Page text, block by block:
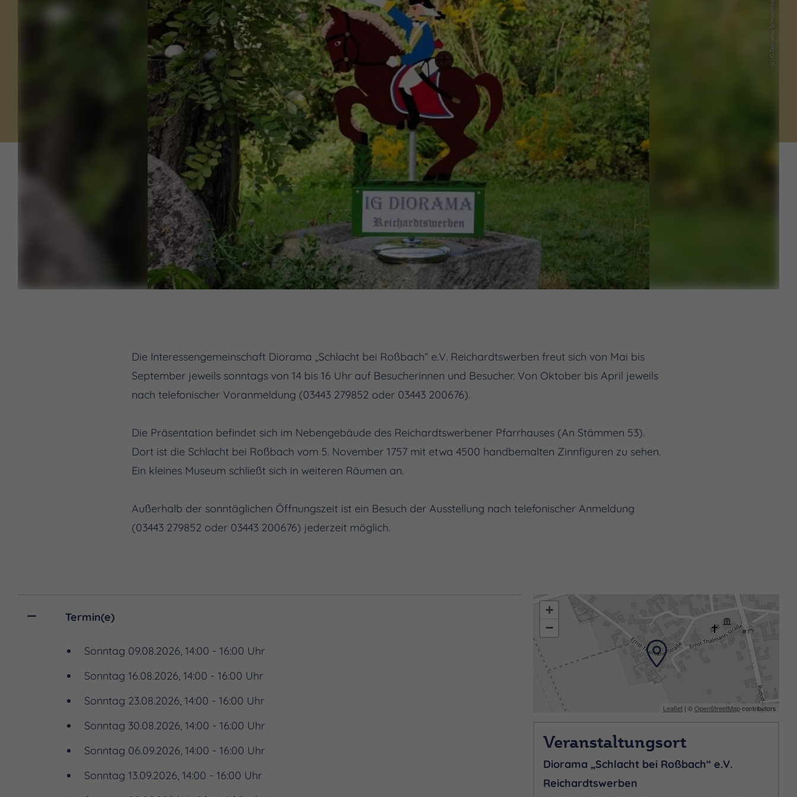
Die Interessengemeinschaft Diorama „Schlacht bei Roßbach“ e.V. Reichardtswerben freut sich von Mai bis
September jeweils sonntags von 14 bis 16 Uhr auf Besucherinnen und Besucher. Von Oktober bis April jeweils
nach telefonischer Voranmeldung (03443 279852 oder 03443 200676).
Die Präsentation befindet sich im Nebengebäude des Reichardtswerbener Pfarrhauses (An Stämmen 53).
Dort ist die Schlacht bei Roßbach vom 5. November 1757 mit etwa 4500 handbemalten Zinnfiguren zu sehen.
Ein kleines Museum schließt sich in weiteren Räumen an.
Außerhalb der sonntäglichen Öffnungszeit ist ein Besuch der Ausstellung nach telefonischer Anmeldung
(03443 279852 oder 03443 200676) jederzeit möglich.
Termin(e)
Sonntag 09.08.2026, 14:00 - 16:00 Uhr
Sonntag 16.08.2026, 14:00 - 16:00 Uhr
Sonntag 23.08.2026, 14:00 - 16:00 Uhr
Sonntag 30.08.2026, 14:00 - 16:00 Uhr
Sonntag 06.09.2026, 14:00 - 16:00 Uhr
Sonntag 13.09.2026, 14:00 - 16:00 Uhr
+
−
Leaflet| ©OpenStreetMapcontributors
Veranstaltungsort
Diorama „Schlacht bei Roßbach“ e.V.
Reichardtswerben